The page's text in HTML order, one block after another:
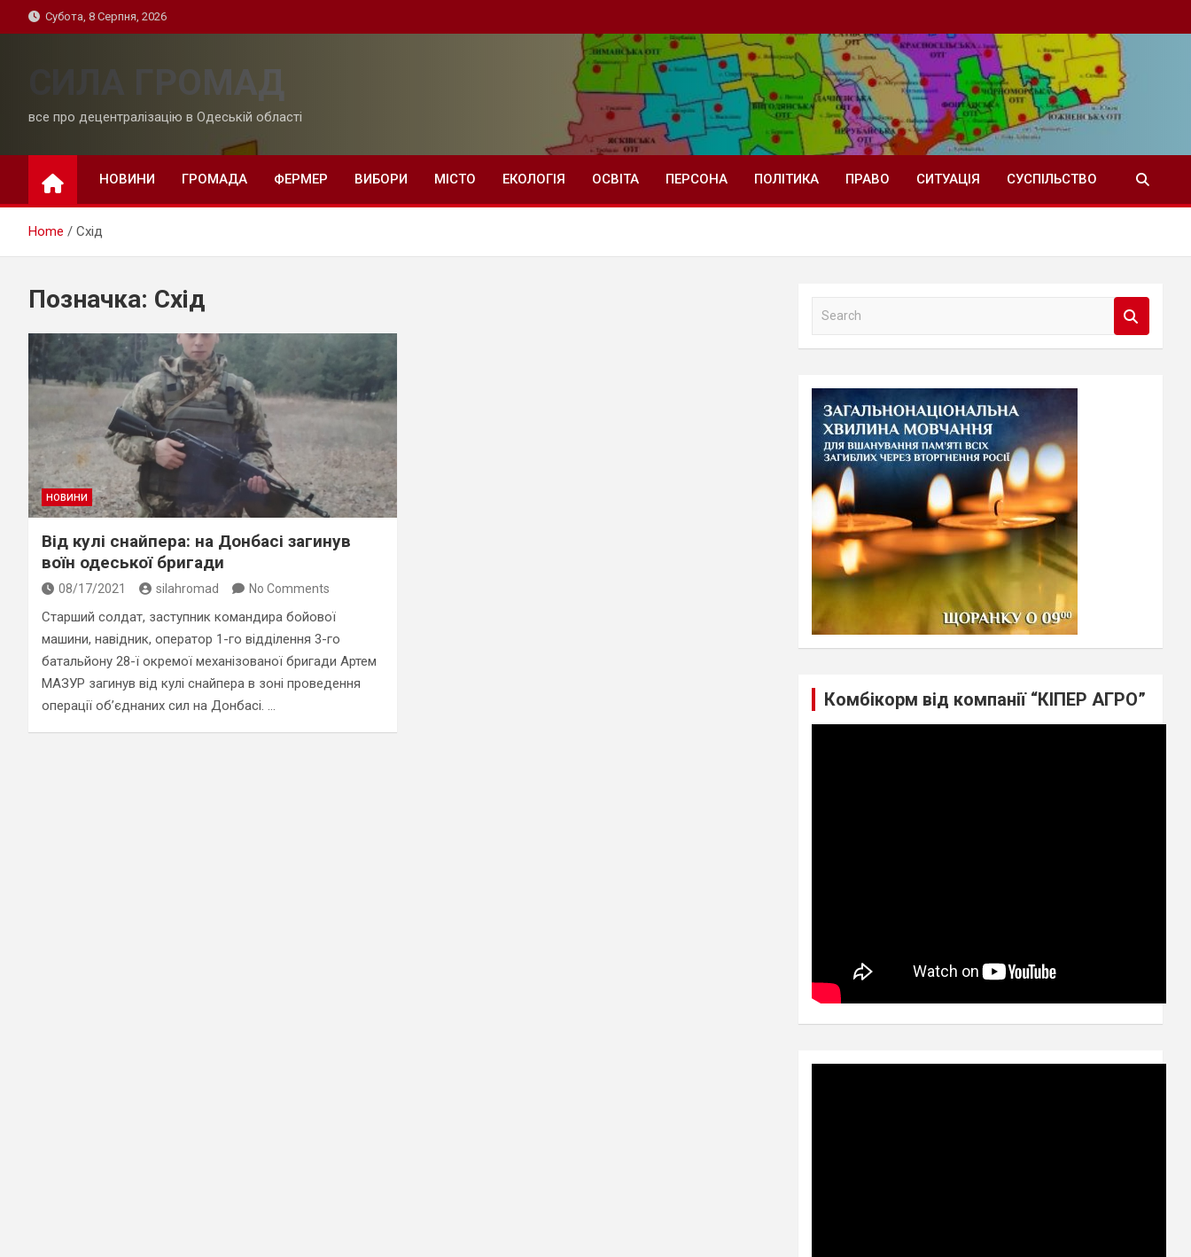
to
Субота, 8 Серпня, 2026
СИЛА ГРОМАД
все про децентралізацію в Одеській області
НОВИНИ ГРОМАДА ФЕРМЕР ВИБОРИ МІСТО ЕКОЛОГІЯ ОСВІТА ПЕРСОНА ПОЛІТИКА ПРАВО СИТУАЦІЯ СУСПІЛЬСТВО
Home Схід
Позначка: Схід
НОВИНИ
Від кулі снайпера: на Донбасі загинув
воїн одеської бригади
08/17/2021 silahromad No Comments
Старший солдат, заступник командира бойової
машини, навідник, оператор 1-го відділення 3-го
батальйону 28-ї окремої механізованої бригади Артем
МАЗУР загинув від кулі снайпера в зоні проведення
операції об’єднаних сил на Донбасі. …
a
Комбікорм від компанії “КІПЕР АГРО”